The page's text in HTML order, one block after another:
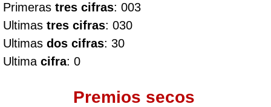
Primeras tres cifras: 003
Ultimas tres cifras: 030
Ultimas dos cifras: 30
Ultima cifra: 0
Premios secos